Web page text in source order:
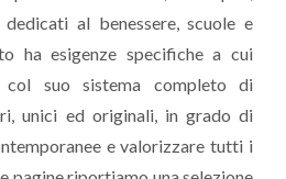
al benessere, scuole e
ha esigenze specifiche a cui
col suo sistema completo di
unici ed originali, in grado di
e valorizzare tutti i